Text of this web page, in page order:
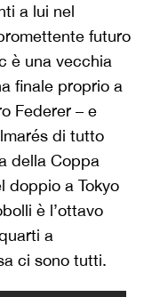
a lui nel
futuro
è una vecchia
finale proprio a
Federer – e
di tutto
della Coppa
doppio a Tokyo
è l’ottavo
a
ci sono tutti.